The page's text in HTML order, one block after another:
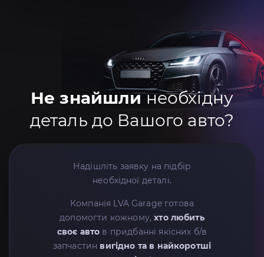
Не знайшлинеобхідну
деталь до Вашого авто?
Надішліть заявку на підбір
необхідної деталі.
Компанія LVA Garage готова
допомогти кожному,хто любить
своє авто в придбанні якісних б/в
запчастин вигідно та в найкоротші